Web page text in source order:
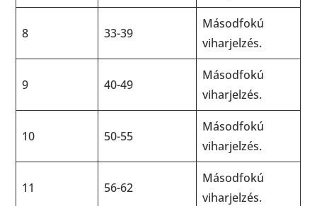
8 33-39
Másodfokú
viharjelzés.
9 40-49
Másodfokú
viharjelzés.
10 50-55
Másodfokú
viharjelzés.
11 56-62
Másodfokú
viharjelzés.